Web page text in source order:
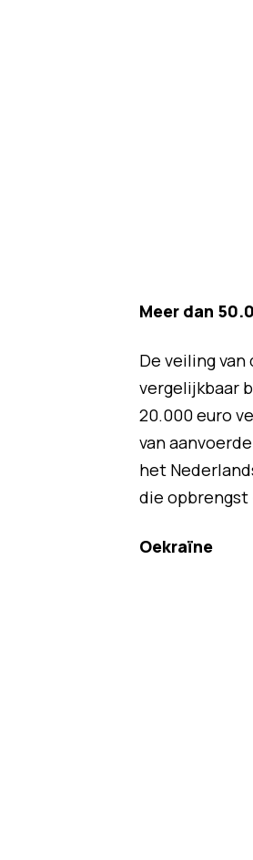
Meer dan
De veiling
vergelijkbaar
20.000 euro
van
het
die opbrengst
Oekraïne